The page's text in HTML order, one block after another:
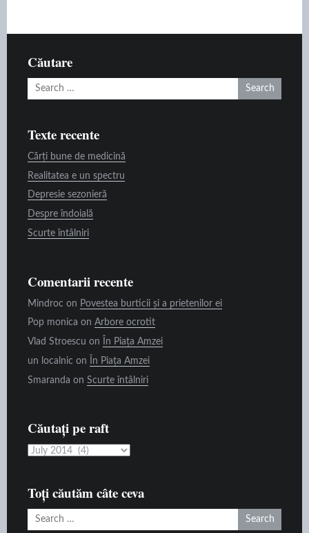
Căutare
Search
Texte recente
Cărți bune de medicină
Realitatea e un spectru
Depresie sezonieră
Despre îndoială
Scurte întâlniri
Comentarii recente
Mindroc on Povestea burticii și a prietenilor ei
Pop monica on Arbore ocrotit
Vlad Stroescu on
În Piața Amzei
un localnic on
În Piața Amzei
Smaranda on Scurte întâlniri
Căutați pe raft
Căutați
Toți căutăm câte ceva
Search